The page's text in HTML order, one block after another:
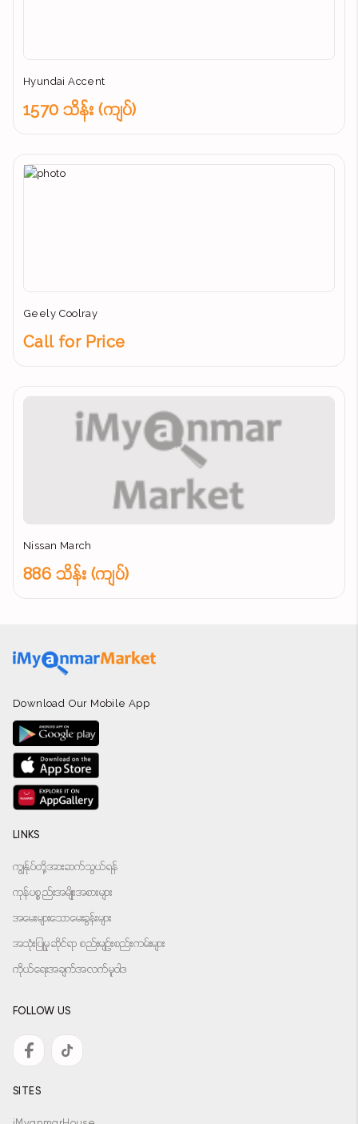
Hyundai Accent
1570 သိန်း (ကျပ်)
Geely Coolray
Call for Price
Nissan March
886 သိန်း (ကျပ်)
Download Our Mobile App
LINKS
ကျွန်ုပ်တို့အားဆက်သွယ်ရန်
ကုန်ပစ္စည်းအမျိုးအစားများ
အမေးများသောမေးခွန်းများ
အသုံးပြုမှုဆိုင်ရာ စည်းမျဉ်းစည်းကမ်းများ
ကိုယ်ရေးအချက်အလက်မူဝါဒ
FOLLOW US
SITES